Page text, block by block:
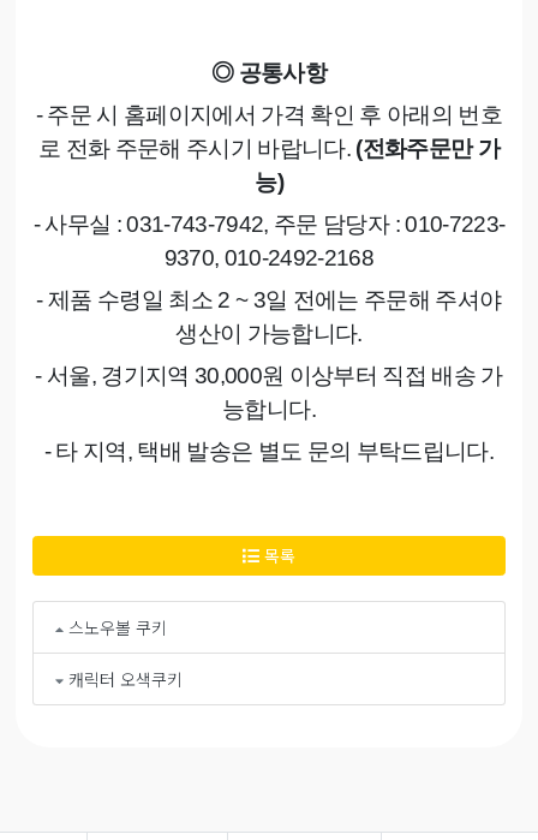
◎ 공통사항
- 주문 시 홈페이지에서 가격 확인 후 아래의 번호
로 전화 주문해 주시기 바랍니다. (전화주문만 가
능)
- 사무실 : 031-743-7942, 주문 담당자 : 010-7223-
9370, 010-2492-2168
- 제품 수령일 최소 2 ~ 3일 전에는 주문해 주셔야
생산이 가능합니다.
- 서울, 경기지역 30,000원 이상부터 직접 배송 가
능합니다.
- 타 지역, 택배 발송은 별도 문의 부탁드립니다.
목록
스노우볼 쿠키
캐릭터 오색쿠키